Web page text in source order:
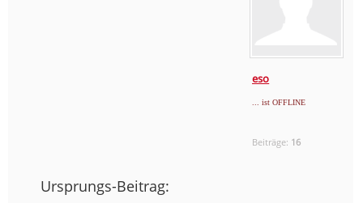
eso
... ist OFFLINE
Beiträge: 16
Ursprungs-Beitrag: